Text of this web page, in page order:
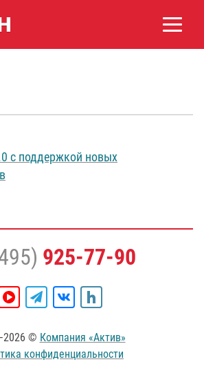
с поддержкой новых
925-77-90
© Компания «Актив»
конфиденциальности